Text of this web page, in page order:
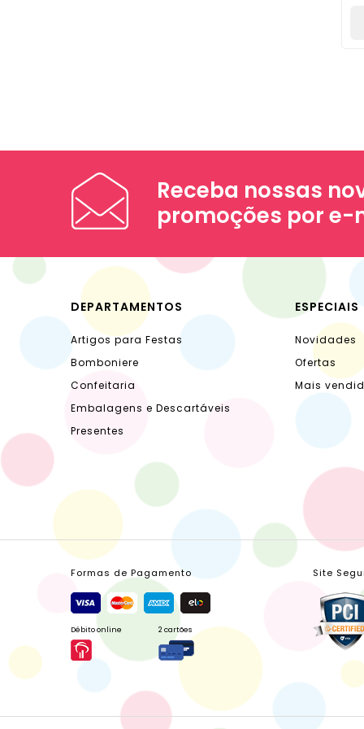
Receba nossas
promoções por e-
DEPARTAMENTOS
Artigos para Festas
Bomboniere
Confeitaria
Embalagens e Descartáveis
Presentes
ESPECIAIS
Novidades
Ofertas
Mais
Formas de Pagamento
Débito online 2 cartões
Site